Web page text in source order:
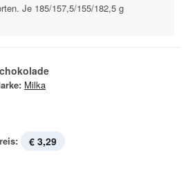
Je 185/157,5/155/182,5 g
Milka
€ 3,29